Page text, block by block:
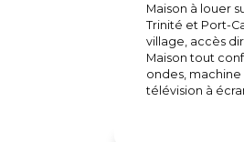
Maison à louer
Trinité et Port-
village, accès
Maison tout
ondes,
télévision à
vitesse,